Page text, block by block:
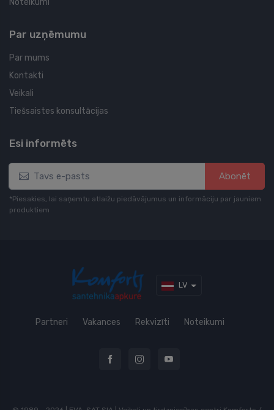
Noteikumi
Par uzņēmumu
Par mums
Kontakti
Veikali
Tiešsaistes konsultācijas
Esi informēts
Abonēt
*Piesakies, lai saņemtu atlaižu piedāvājumus un informāciju par jauniem
produktiem
LV
Partneri Vakances Rekvizīti Noteikumi